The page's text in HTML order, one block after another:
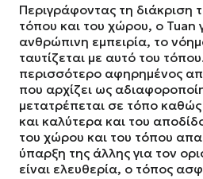
Περιγράφοντας τη διάκριση
τόπου και του χώρου, ο Tuan
ανθρώπινη εμπειρία, το
ταυτίζεται με αυτό του
περισσότερο αφηρημένος
που αρχίζει ως
μετατρέπεται σε τόπο
και καλύτερα και του
του χώρου και του τόπου
ύπαρξη της άλλης για τον
είναι ελευθερία, ο τόπος